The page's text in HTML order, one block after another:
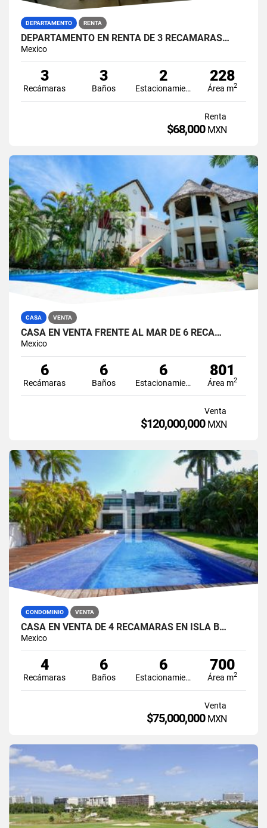
DEPARTAMENTO RENTA
DEPARTAMENTO EN RENTA DE 3 RECAMARAS…
Mexico
3
Recámaras
3
Baños
2
Estacionamiento
228
Área m2
Renta
$68,000 MXN
CASA VENTA
CASA EN VENTA FRENTE AL MAR DE 6 RECÁ…
Mexico
6
Recámaras
6
Baños
6
Estacionamiento
801
Área m2
Venta
$120,000,000 MXN
CONDOMINIO VENTA
CASA EN VENTA DE 4 RECÁMARAS EN ISLA B…
Mexico
4
Recámaras
6
Baños
6
Estacionamiento
700
Área m2
Venta
$75,000,000 MXN